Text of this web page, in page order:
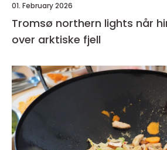
01. February 2026
Tromsø northern lights når himmelen danser
over arktiske fjell